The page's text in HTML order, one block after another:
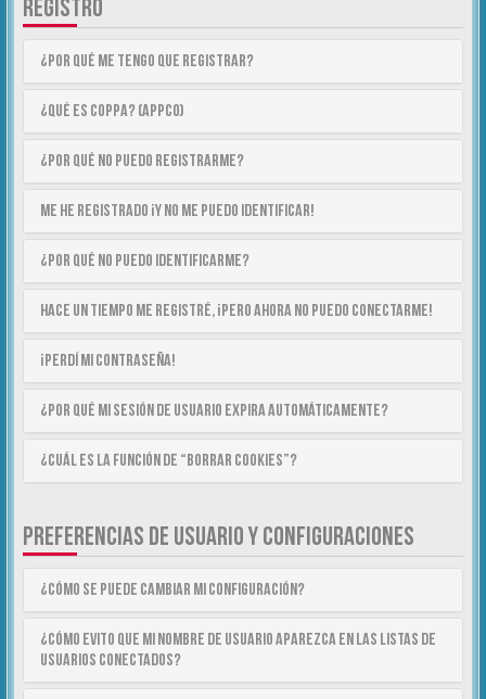
REGISTRO
¿Por qué me tengo que registrar?
¿Qué es COPPA? (APPCO)
¿Por qué no puedo registrarme?
Me he registrado ¡y no me puedo identificar!
¿Por qué no puedo identificarme?
Hace un tiempo me registré, ¡pero ahora no puedo conectarme!
¡Perdí mi contraseña!
¿Por qué mi sesión de usuario expira automáticamente?
¿Cuál es la función de “Borrar cookies”?
PREFERENCIAS DE USUARIO Y CONFIGURACIONES
¿Cómo se puede cambiar mi configuración?
¿Cómo evito que mi nombre de usuario aparezca en las listas de
usuarios conectados?